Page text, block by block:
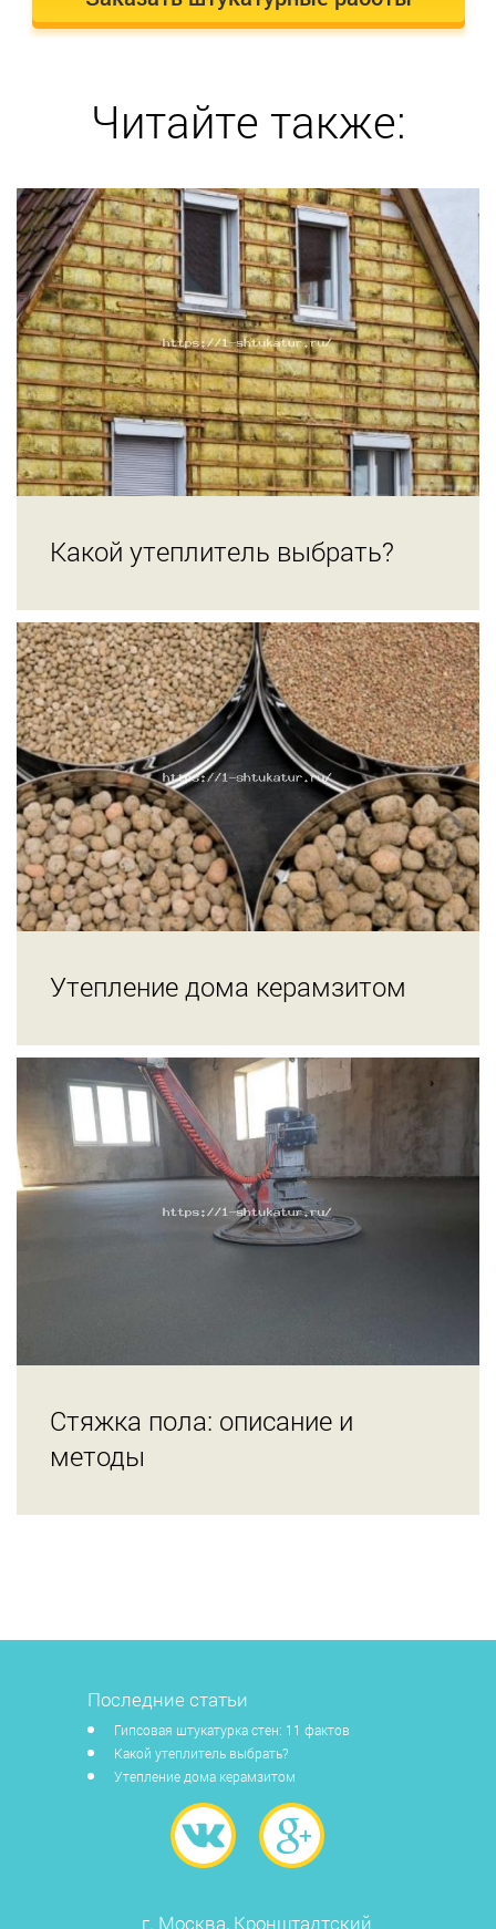
Читайте также:
Какой утеплитель выбрать?
Утепление дома керамзитом
Стяжка пола: описание и
методы
Последние статьи
Гипсовая штукатурка стен: 11 фактов
Какой утеплитель выбрать?
Утепление дома керамзитом
г. Москва, Кронштадтский